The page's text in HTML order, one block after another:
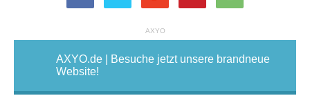
AXYO
AXYO.de | Besuche jetzt unsere brandneue
Website!